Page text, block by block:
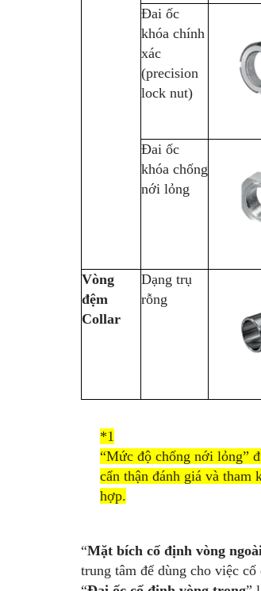
Đai ốc
khóa chính
xác
(precision
lock nut)
Đai ốc
khóa chống
nới lỏng
Vòng
đệm
Collar
Dạng trụ
rỗng
*1
“Mức độ chống nới lỏng”
cẩn thận đánh giá và tham
hợp.
“Mặt bích cố định vòng ngoài
trung tâm để dùng cho việc cố